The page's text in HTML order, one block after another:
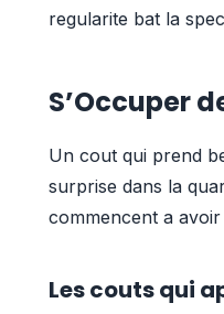
regularite bat la
S’Occuper
Un cout qui prend
surprise dans la
commencent a avoir
Les couts qui